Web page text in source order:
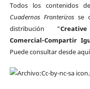
Todos los contenidos
Cuadernos Fronterizos se
distribución “
Comercial-Compartir
Puede consultar desde